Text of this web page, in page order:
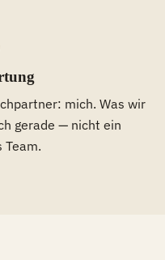
mich. Was wir
gerade — nicht ein
Team.